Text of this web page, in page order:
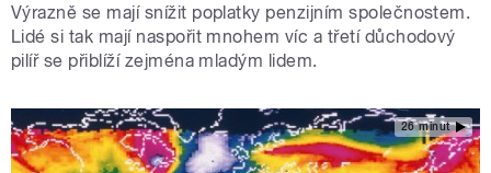
Výrazně se mají snížit poplatky penzijním společnostem.
Lidé si tak mají naspořit mnohem víc a třetí důchodový
pilíř se přiblíží zejména mladým lidem.
26 minut